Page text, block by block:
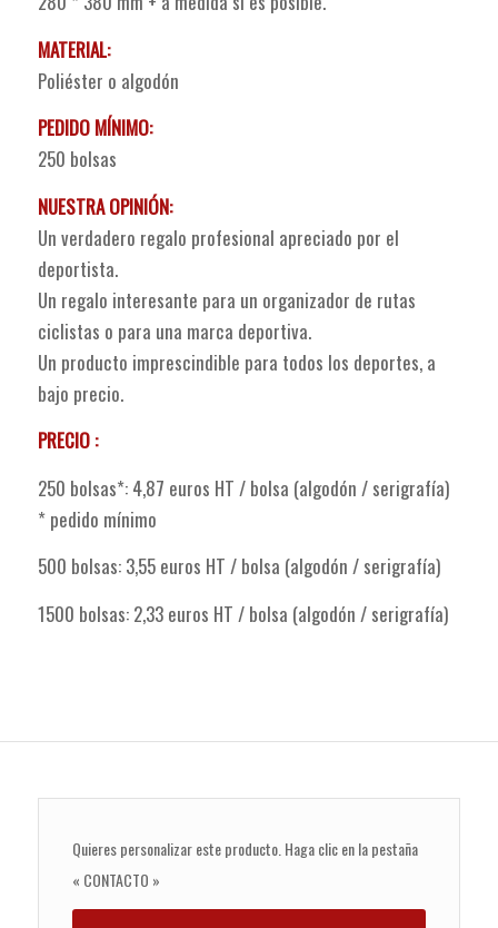
MATERIAL:
Poliéster o algodón
PEDIDO MÍNIMO:
250 bolsas
NUESTRA OPINIÓN:
Un verdadero regalo profesional apreciado por el
deportista.
Un regalo interesante para un organizador de rutas
ciclistas o para una marca deportiva.
Un producto imprescindible para todos los deportes, a
bajo precio.
PRECIO :
250 bolsas*: 4,87 euros HT / bolsa (algodón / serigrafía)
* pedido mínimo
500 bolsas: 3,55 euros HT / bolsa (algodón / serigrafía)
1500 bolsas: 2,33 euros HT / bolsa (algodón / serigrafía)
Quieres personalizar este producto. Haga clic en la pestaña
« CONTACTO »